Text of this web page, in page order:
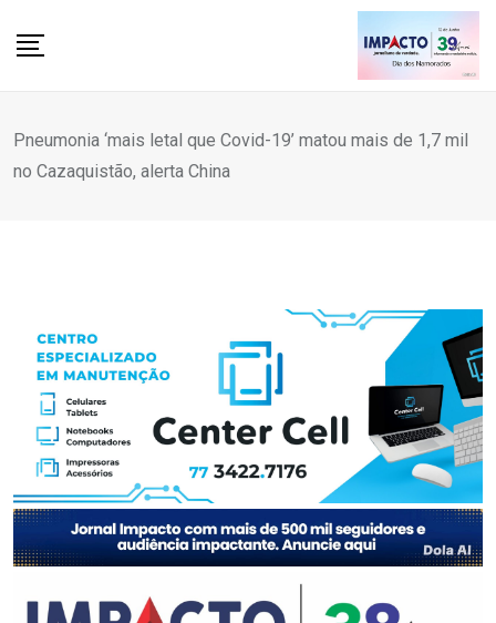
Pneumonia ‘mais letal que Covid-19’ matou mais de 1,7 mil
no Cazaquistão, alerta China